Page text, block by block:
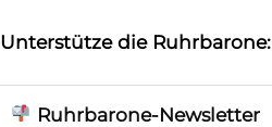
Unterstütze die Ruhrbarone:
Ruhrbarone-Newsletter